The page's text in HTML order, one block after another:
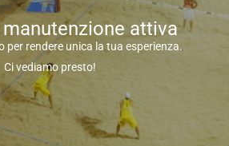
attiva
per rendere unica la tua esperienza.
Ci vediamo presto!